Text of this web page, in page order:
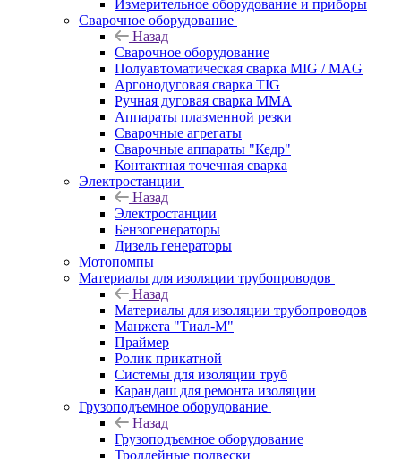
Измерительное оборудование и приборы
Сварочное оборудование
Назад
Сварочное оборудование
Полуавтоматическая сварка MIG / MAG
Аргонодуговая сварка TIG
Ручная дуговая сварка ММА
Аппараты плазменной резки
Сварочные агрегаты
Сварочные аппараты "Кедр"
Контактная точечная сварка
Электростанции
Назад
Электростанции
Бензогенераторы
Дизель генераторы
Мотопомпы
Материалы для изоляции трубопроводов
Назад
Материалы для изоляции трубопроводов
Манжета "Тиал-М"
Праймер
Ролик прикатной
Системы для изоляции труб
Карандаш для ремонта изоляции
Грузоподъемное оборудование
Назад
Грузоподъемное оборудование
Троллейные подвески